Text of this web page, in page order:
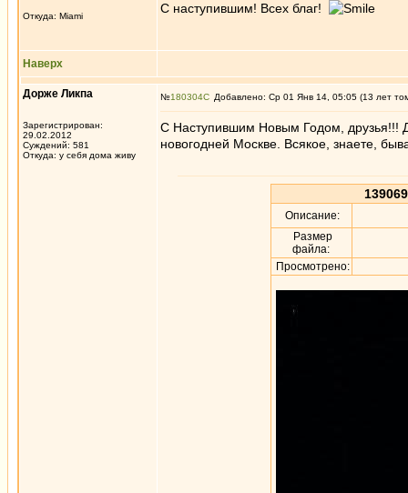
Откуда: Miami
С наступившим! Всех благ!
Наверх
Дорже Ликпа
Зарегистрирован:
29.02.2012
Суждений: 581
Откуда: у себя дома живу
№180304 Добавлено: Ср 01 Янв 14, 05:05 (13 лет
С Наступившим Новым Годом, друзья!!!
новогодней Москве. Всякое, знаете,
Описание:
Размер
файла:
Просмотрено: